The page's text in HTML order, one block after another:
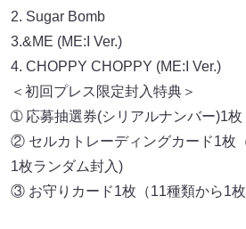
2. Sugar Bomb
3.&ME (ME:I Ver.)
4. CHOPPY CHOPPY (ME:I Ver.)
＜初回プレス限定封入特典＞
➀ 応募抽選券(シリアルナンバー)1枚
② セルカトレーディングカード1枚
1枚ランダム封入)
③ お守りカード1枚（11種類から1枚